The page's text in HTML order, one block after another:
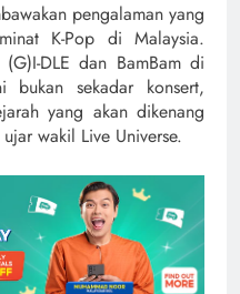
pengalaman yang
K-Pop di Malaysia.
DLE dan BamBam di
bukan sekadar konsert,
yang akan dikenang
wakil Live Universe.